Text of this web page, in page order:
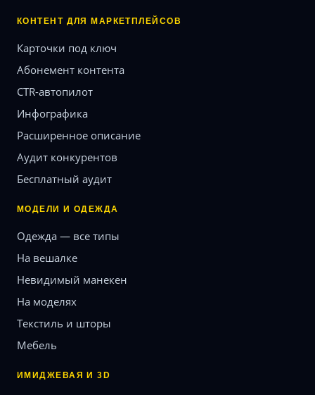
КОНТЕНТ ДЛЯ МАРКЕТПЛЕЙСОВ
Карточки под ключ
Абонемент контента
CTR-автопилот
Инфографика
Расширенное описание
Аудит конкурентов
Бесплатный аудит
МОДЕЛИ И ОДЕЖДА
Одежда — все типы
На вешалке
Невидимый манекен
На моделях
Текстиль и шторы
Мебель
ИМИДЖЕВАЯ И 3D